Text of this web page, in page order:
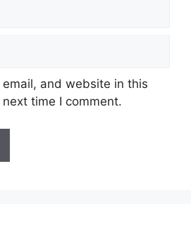
email, and website in this
time I comment.